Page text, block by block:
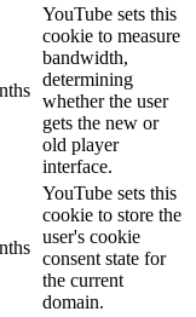
YouTube sets this
cookie to measure
bandwidth,
determining
whether the user
gets the new or
old player
interface.
YouTube sets this
cookie to store the
user's cookie
consent state for
the current
domain.